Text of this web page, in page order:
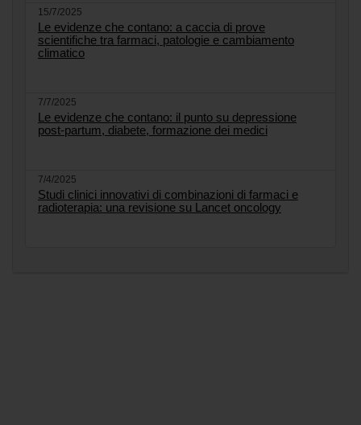
15/7/2025
Le evidenze che contano: a caccia di prove
scientifiche tra farmaci, patologie e cambiamento
climatico
7/7/2025
Le evidenze che contano: il punto su depressione
post-partum, diabete, formazione dei medici
7/4/2025
Studi clinici innovativi di combinazioni di farmaci e
radioterapia: una revisione su Lancet oncology